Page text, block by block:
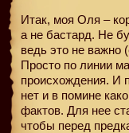
Итак, моя Оля –
а не бастард. Не
ведь это не важно
Просто по линии
происхождения. И
нет и в помине
фактов. Для нее
чтобы перед